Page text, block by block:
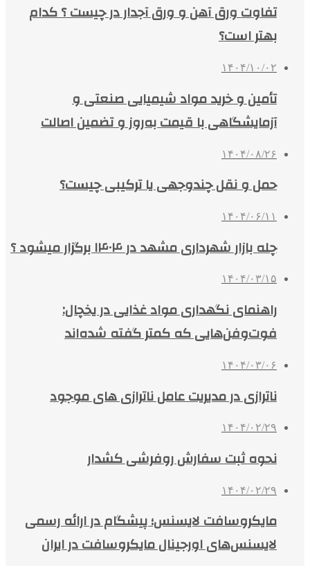
تفاوت ورق آهن و ورق آجدار در چیست ؟ کدام
بهتر است؟
۱۴۰۴/۱۰/۰۲
تأمین و خرید مواد شیمیایی صنعتی و
آزمایشگاهی با قیمت به‌روز و تضمین اصالت
۱۴۰۴/۰۸/۲۶
حمل و نقل چندوجهی یا ترکیبی چیست؟
۱۴۰۴/۰۶/۱۱
چله بازار شهرداری مشهد در ۱۴۰۴ برگزار میشود ؟
۱۴۰۴/۰۳/۱۵
راهنمای نگهداری مواد غذایی در یخچال:
فوت‌وفن‌هایی که کمتر گفته شده‌اند
۱۴۰۴/۰۳/۰۶
ناترازی در مدیریت عامل ناترازی های موجود
۱۴۰۴/۰۲/۲۹
نحوه ثبت سفارش روفرشی کشدار
۱۴۰۴/۰۲/۲۹
مایکروسافت لایسنس؛ پیشگام در ارائه رسمی
لایسنس‌های اورجینال مایکروسافت در ایران